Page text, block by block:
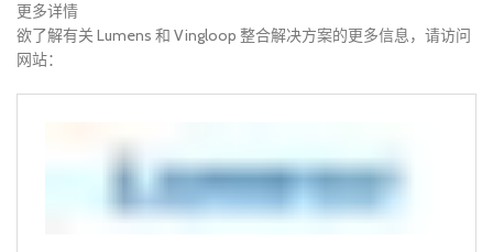
更多详情
欲了解有关 Lumens 和 Vingloop 整合解决方案的更多信息，请访问
网站：